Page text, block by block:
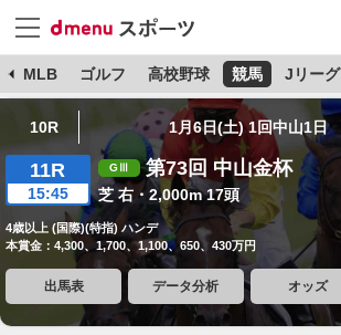
MLB ゴルフ 高校野球 競馬 Jリーグ
10R 1月6日(土) 1回中山1日
11R
15:45
第73回 中山金杯
芝 右・2,000m 17頭
4歳以上 (国際)(特指) ハンデ
本賞金：4,300、1,700、1,100、650、430万円
出馬表 データ分析 オッズ